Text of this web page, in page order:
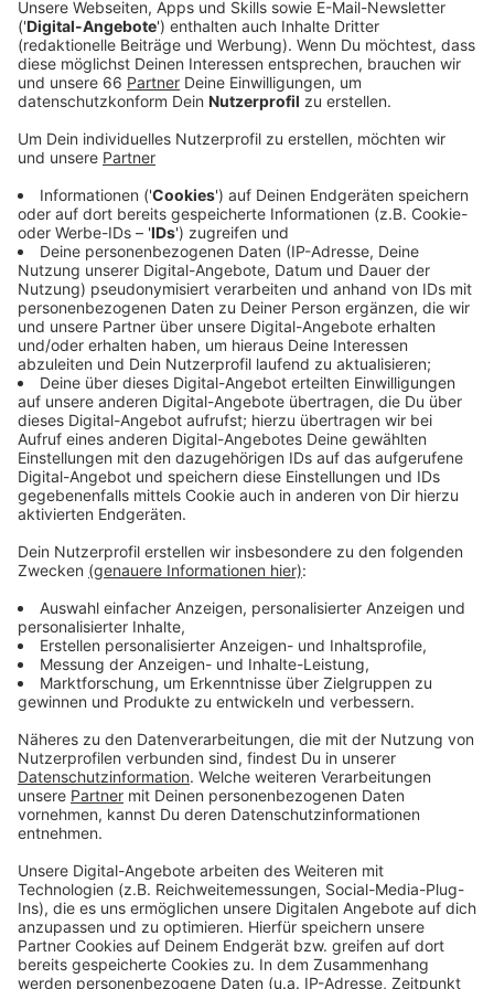
wird in der kommenden Woche (Mittwoch, 27.
Oktober) erstmals ein konkreter Plan vorgelegt.
Veröffentlicht: Mittwoch, 20.10.2021 17:28
Anzeige
Darin sind zwei Stadtviertel, nämlich Bilk und Flingern
Nord, als "Testviertel" ausgemacht. Dort sollen nach
und nach einige Parkplätze verschwinden - der
gewonnene Raum soll der Verkehrswende zu Gute
kommen, sprich: dem Fuß- und Radverkehr. Gleichzeitig
ist geplant, Anwohnerparken einzurichten. Ziel ist aber
auch, dass Anwohnerinnen und Anwohner mit ihren
Autos vermehrt auf Supermarkt-Parkplätze oder Büro-
Parkhäuser ausweichen.
Anzeige
Weitere Infos und Links zum Thema:
Anzeige
Nächste Woche (27. Oktober) befasst sich die
Politik mit dem Thema - hier geht es zu den
Unterlagen (unter Ordnungs- und
Verkehrsausschuss)
Parkplatznot rund um den "Worri" - Radweg oft
zugeparkt
kommen
Anzeige